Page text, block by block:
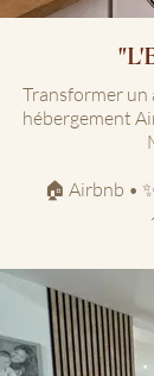
Transformer un
hébergement
🏠 Airbnb •